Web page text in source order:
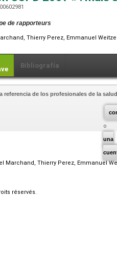
de rapporteurs
Thierry Perez, Emmanuel
Bibliografía
una
referencia de los profesionales de la
Marchand, Thierry Perez, Emmanuel
réservés.